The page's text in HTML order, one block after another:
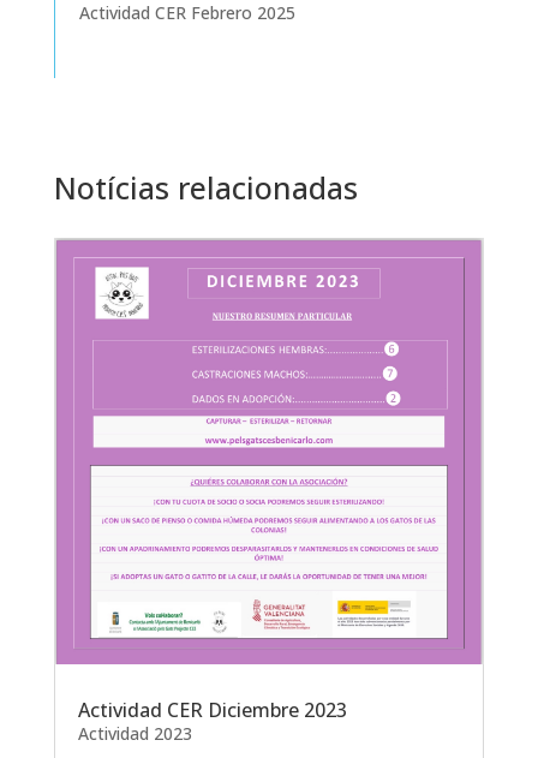
Actividad CER Febrero 2025
Notícias relacionadas
Actividad CER Diciembre 2023
Actividad 2023